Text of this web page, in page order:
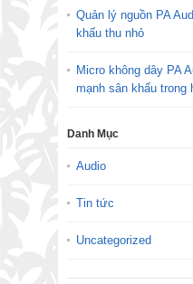
Quản lý nguồn PA
khấu thu nhỏ
Micro không dây PA
mạnh sân khấu trong
Danh Mục
Audio
Tin tức
Uncategorized